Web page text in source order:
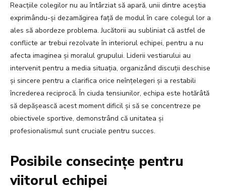
Reacțiile colegilor nu au întârziat să apară, unii dintre aceștia
exprimându-și dezamăgirea față de modul în care colegul lor a
ales să abordeze problema. Jucătorii au subliniat că astfel de
conflicte ar trebui rezolvate în interiorul echipei, pentru a nu
afecta imaginea și moralul grupului. Liderii vestiarului au
intervenit pentru a media situația, organizând discuții deschise
și sincere pentru a clarifica orice neînțelegeri și a restabili
încrederea reciprocă. În ciuda tensiunilor, echipa este hotărâtă
să depășească acest moment dificil și să se concentreze pe
obiectivele sportive, demonstrând că unitatea și
profesionalismul sunt cruciale pentru succes.
Posibile consecințe pentru
viitorul echipei